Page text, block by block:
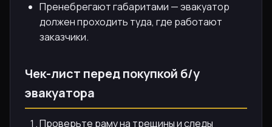
Пренебрегают габаритами — эвакуатор
должен проходить туда, где работают
заказчики.
Чек-лист перед покупкой б/у
эвакуатора
Проверьте раму на трещины и следы